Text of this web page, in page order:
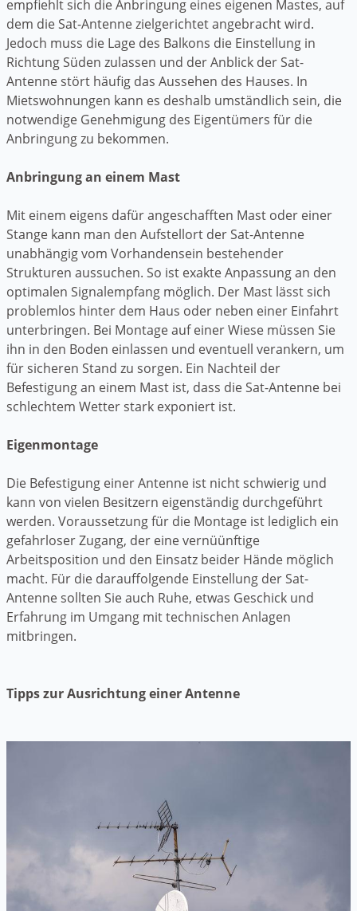
empfiehlt sich die Anbringung eines eigenen Mastes, auf
dem die Sat-Antenne zielgerichtet angebracht wird.
Jedoch muss die Lage des Balkons die Einstellung in
Richtung Süden zulassen und der Anblick der Sat-
Antenne stört häufig das Aussehen des Hauses. In
Mietswohnungen kann es deshalb umständlich sein, die
notwendige Genehmigung des Eigentümers für die
Anbringung zu bekommen.
Anbringung an einem Mast
Mit einem eigens dafür angeschafften Mast oder einer
Stange kann man den Aufstellort der Sat-Antenne
unabhängig vom Vorhandensein bestehender
Strukturen aussuchen. So ist exakte Anpassung an den
optimalen Signalempfang möglich. Der Mast lässt sich
problemlos hinter dem Haus oder neben einer Einfahrt
unterbringen. Bei Montage auf einer Wiese müssen Sie
ihn in den Boden einlassen und eventuell verankern, um
für sicheren Stand zu sorgen. Ein Nachteil der
Befestigung an einem Mast ist, dass die Sat-Antenne bei
schlechtem Wetter stark exponiert ist.
Eigenmontage
Die Befestigung einer Antenne ist nicht schwierig und
kann von vielen Besitzern eigenständig durchgeführt
werden. Voraussetzung für die Montage ist lediglich ein
gefahrloser Zugang, der eine vernüünftige
Arbeitsposition und den Einsatz beider Hände möglich
macht. Für die darauffolgende Einstellung der Sat-
Antenne sollten Sie auch Ruhe, etwas Geschick und
Erfahrung im Umgang mit technischen Anlagen
mitbringen.
Tipps zur Ausrichtung einer Antenne